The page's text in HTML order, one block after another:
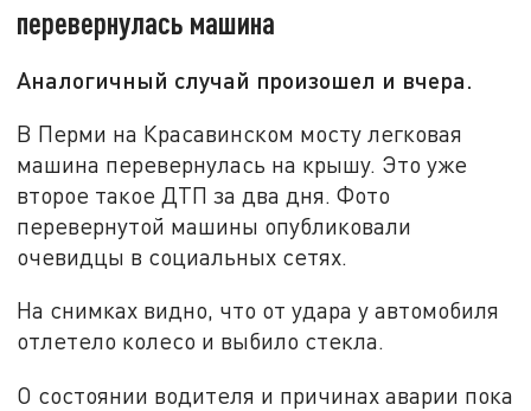
перевернулась машина
Аналогичный случай произошел и вчера.
В Перми на Красавинском мосту легковая
машина перевернулась на крышу. Это уже
второе такое ДТП за два дня. Фото
перевернутой машины опубликовали
очевидцы в социальных сетях.
На снимках видно, что от удара у автомобиля
отлетело колесо и выбило стекла.
О состоянии водителя и причинах аварии пока